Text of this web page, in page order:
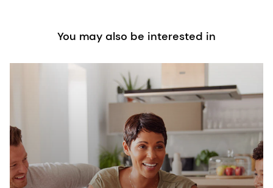
You may also be interested in